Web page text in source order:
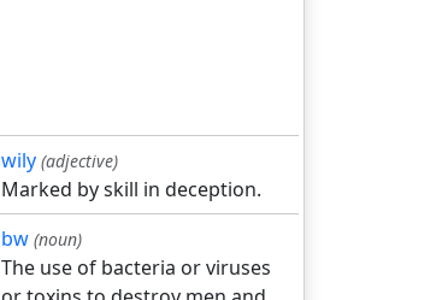
wily (adjective)
Marked by skill in deception.
bw (noun)
The use of bacteria or viruses